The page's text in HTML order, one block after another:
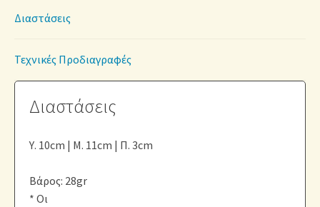
Διαστάσεις
Τεχνικές Προδιαγραφές
Διαστάσεις
Υ. 10cm | Μ. 11cm | Π. 3cm
Βάρος: 28gr
* Οι